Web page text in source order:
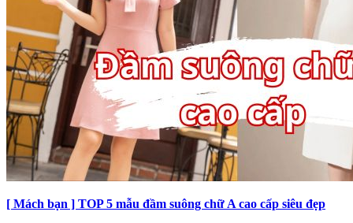
[ Mách bạn ] TOP 5 mẫu đầm suông chữ A cao cấp siêu đẹp